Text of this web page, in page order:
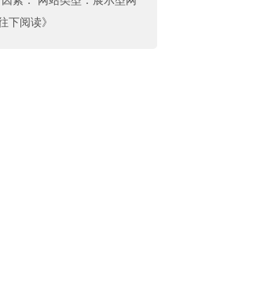
下阅读》